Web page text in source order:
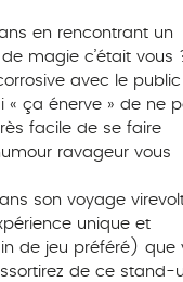
en rencontrant un
magie c’était vous
avec le public
« ça énerve » de ne
facile de se faire
ravageur vous
son voyage
unique et
de jeu préféré) que
de ce stand-